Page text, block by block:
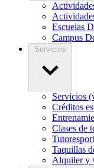
Escuelas
Campus
Servicios
Servicios
Créditos
Clases de
Tutoresport
Taquillas
Alquiler y